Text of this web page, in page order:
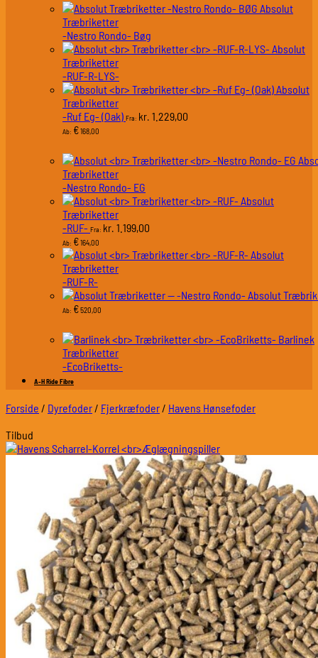
Absolut
Træbriketter
-Nestro Rondo- Bøg
Absolut
Træbriketter
-RUF-R-LYS-
Absolut
Træbriketter
-Ruf Eg- (Oak) Fra: kr. 1.229,00
Ab: €168,00
Træbriketter
-Nestro Rondo- EG
Absolut
Træbriketter
-RUF- Fra: kr. 1.199,00
Ab: €164,00
Absolut
Træbriketter
-RUF-R-
Absolut
Ab: €520,00
Barlinek
Træbriketter
-EcoBriketts-
A-H Ride Fibre
Forside / Dyrefoder / Fjerkræfoder / Havens Hønsefoder
Tilbud